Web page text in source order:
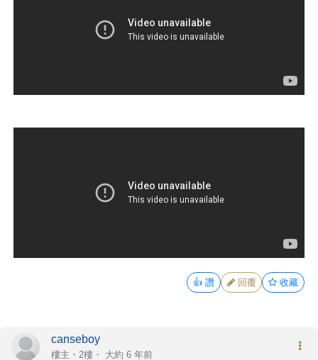
👍 讚 回覆 收藏
canseboy
樓主 ・2樓・ 大約 6 年前